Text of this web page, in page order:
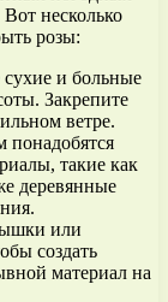
несколько
розы:
сухие и больные
Закрепите
ветре.
понадобятся
такие как
деревянные
или
создать
материал на